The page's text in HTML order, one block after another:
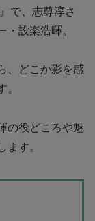
で、志尊淳さ
・設楽浩暉。
、どこか影を感
。
の役どころや魅
ます。